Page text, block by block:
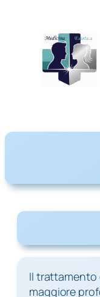
Il trattamento
maggiore